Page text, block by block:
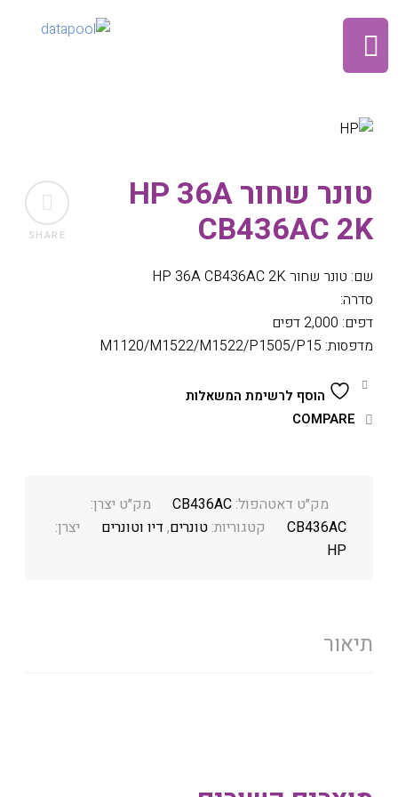
SHARE
טונר שחור HP 36A
CB436AC 2K
שם: טונר שחור HP 36A CB436AC 2K
סדרה:
דפים: 2,000 דפים
מדפסות: M1120/M1522/M1522/P1505/P15
הוסף לרשימת המשאלות
COMPARE
מק״ט דאטהפול:CB436AC
מק״ט יצרן:
CB436AC
קטגוריות:טונרים, דיו וטונרים
יצרן:
HP
תיאור